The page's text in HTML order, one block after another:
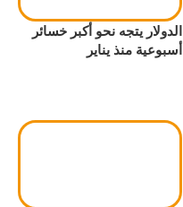
الدولار يتجه نحو أكبر خسائر
أسبوعية منذ يناير